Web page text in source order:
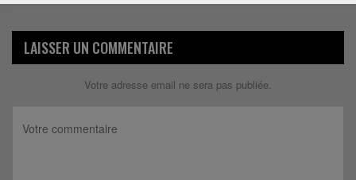
LAISSER UN COMMENTAIRE
Votre adresse email ne sera pas publiée.